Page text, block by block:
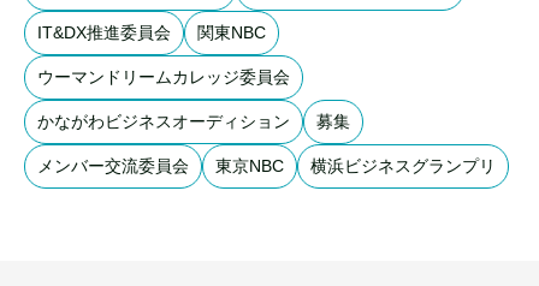
IT&DX推進委員会 関東NBC
ウーマンドリームカレッジ委員会
かながわビジネスオーディション 募集
メンバー交流委員会 東京NBC 横浜ビジネスグランプリ